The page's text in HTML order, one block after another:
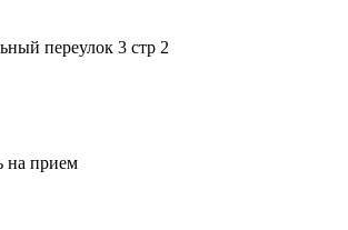
переулок 3 стр 2